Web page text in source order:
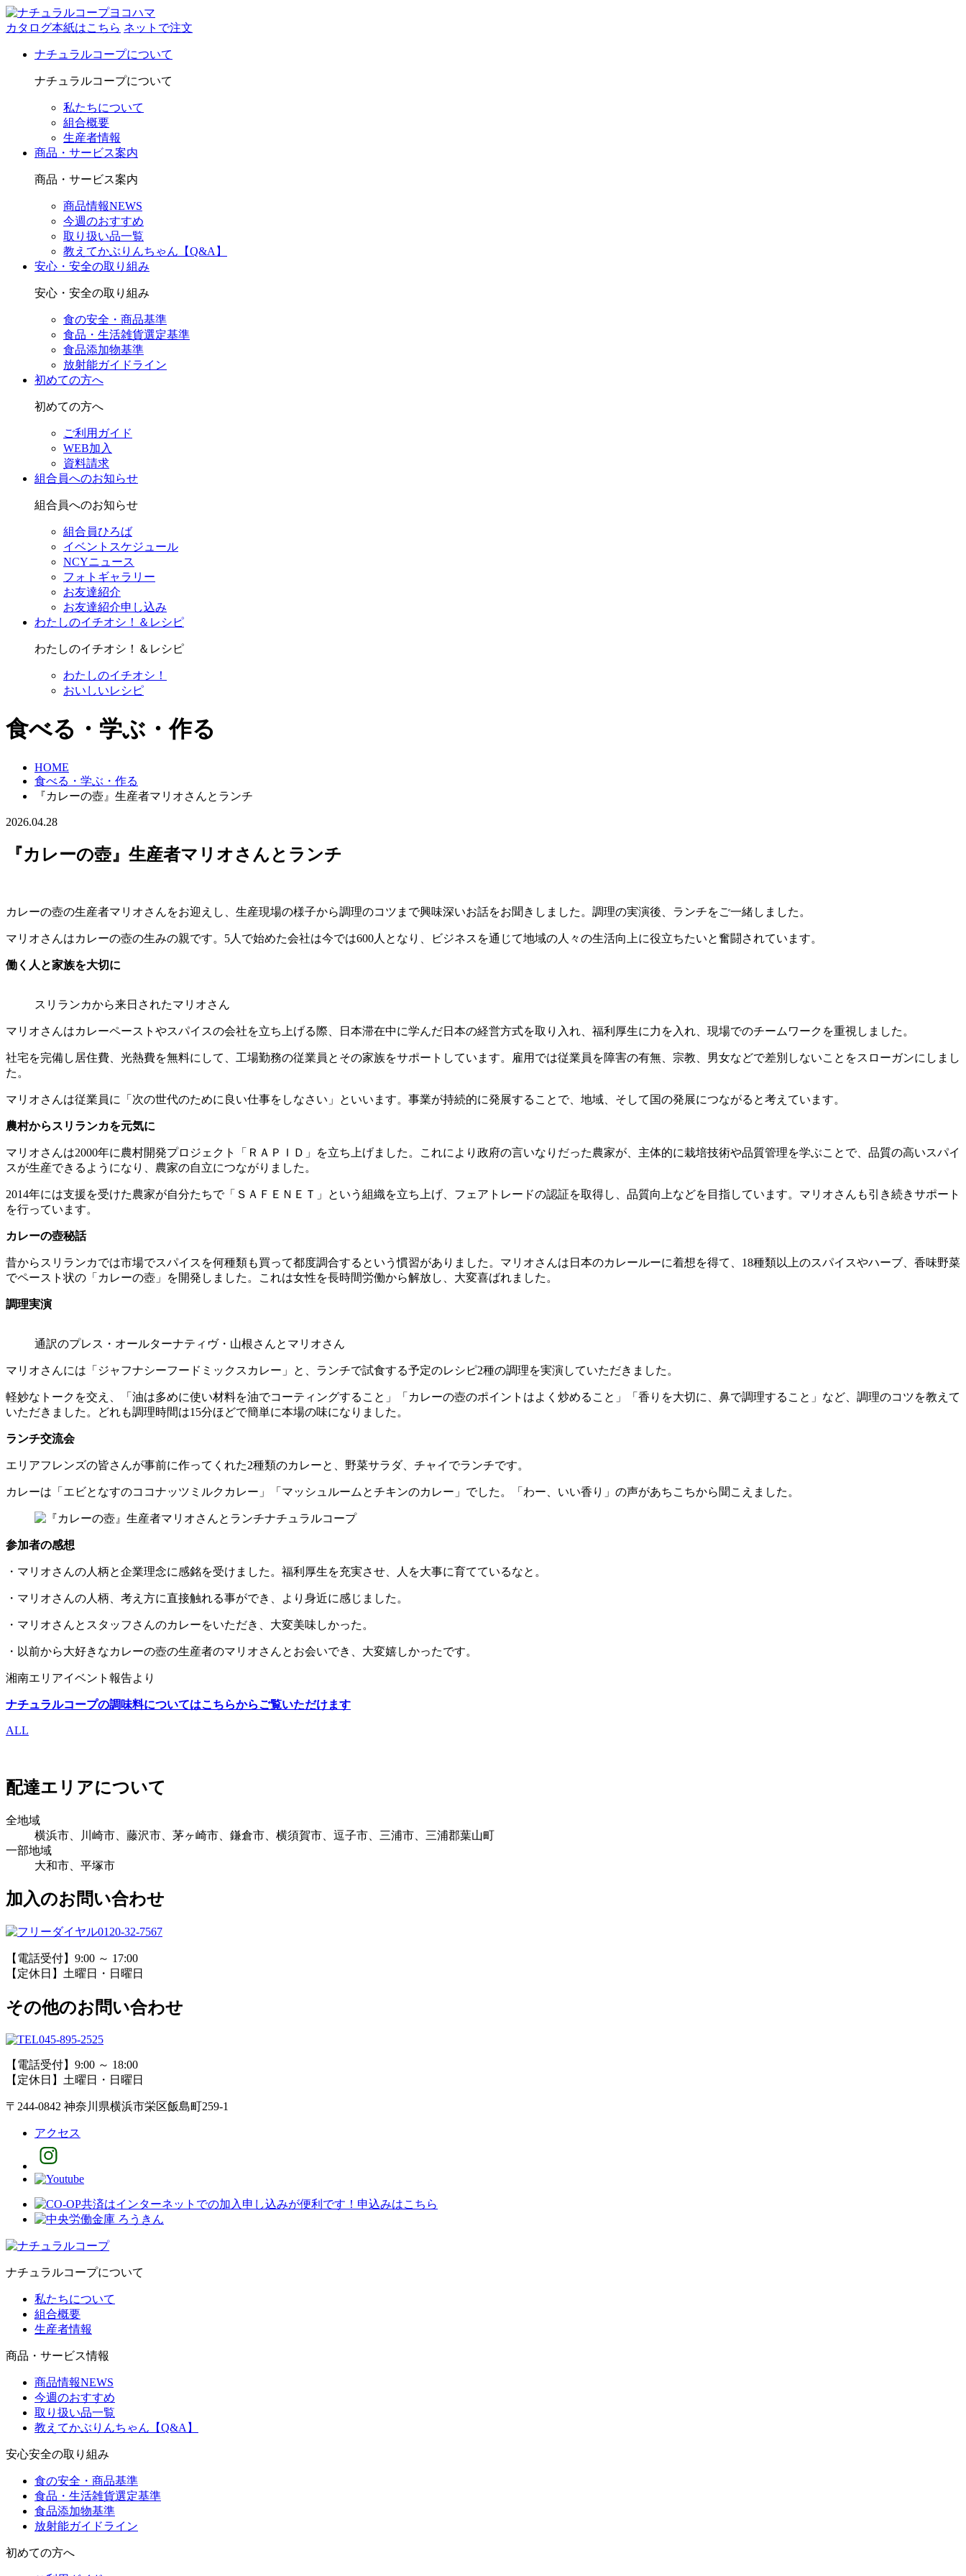
カタログ本紙はこちら ネットで注文
ナチュラルコープについて
ナチュラルコープについて
私たちについて
組合概要
生産者情報
商品・サービス案内
商品・サービス案内
商品情報NEWS
今週のおすすめ
取り扱い品一覧
教えてかぶりんちゃん【Q&A】
安心・安全の取り組み
安心・安全の取り組み
食の安全・商品基準
食品・生活雑貨選定基準
食品添加物基準
放射能ガイドライン
初めての方へ
初めての方へ
ご利用ガイド
WEB加入
資料請求
組合員へのお知らせ
組合員へのお知らせ
組合員ひろば
イベントスケジュール
NCYニュース
フォトギャラリー
お友達紹介
お友達紹介申し込み
わたしのイチオシ！＆レシピ
わたしのイチオシ！＆レシピ
わたしのイチオシ！
おいしいレシピ
食べる・学ぶ・作る
HOME
食べる・学ぶ・作る
『カレーの壺』生産者マリオさんとランチ
2026.04.28
『カレーの壺』生産者マリオさんとランチ
カレーの壺の生産者マリオさんをお迎えし、生産現場の様子から調理のコツまで興味深いお話をお聞きしました。調理の実演後、ランチをご一緒しました。
マリオさんはカレーの壺の生みの親です。5人で始めた会社は今では600人となり、ビジネスを通じて地域の人々の生活向上に役立ちたいと奮闘されています。
働く人と家族を大切に
スリランカから来日されたマリオさん
マリオさんはカレーペーストやスパイスの会社を立ち上げる際、日本滞在中に学んだ日本の経営方式を取り入れ、福利厚生に力を入れ、現場でのチームワークを重視しました。
社宅を完備し居住費、光熱費を無料にして、工場勤務の従業員とその家族をサポートしています。雇用では従業員を障害の有無、宗教、男女などで差別しないことをスローガンにしまし
た。
マリオさんは従業員に「次の世代のために良い仕事をしなさい」といいます。事業が持続的に発展することで、地域、そして国の発展につながると考えています。
農村からスリランカを元気に
マリオさんは2000年に農村開発プロジェクト「ＲＡＰＩＤ」を立ち上げました。これにより政府の言いなりだった農家が、主体的に栽培技術や品質管理を学ぶことで、品質の高いスパイ
スが生産できるようになり、農家の自立につながりました。
2014年には支援を受けた農家が自分たちで「ＳＡＦＥＮＥＴ」という組織を立ち上げ、フェアトレードの認証を取得し、品質向上などを目指しています。マリオさんも引き続きサポート
を行っています。
カレーの壺秘話
昔からスリランカでは市場でスパイスを何種類も買って都度調合するという慣習がありました。マリオさんは日本のカレールーに着想を得て、18種類以上のスパイスやハーブ、香味野菜
でペースト状の「カレーの壺」を開発しました。これは女性を長時間労働から解放し、大変喜ばれました。
調理実演
通訳のプレス・オールターナティヴ・山根さんとマリオさん
マリオさんには「ジャフナシーフードミックスカレー」と、ランチで試食する予定のレシピ2種の調理を実演していただきました。
軽妙なトークを交え、「油は多めに使い材料を油でコーティングすること」「カレーの壺のポイントはよく炒めること」「香りを大切に、鼻で調理すること」など、調理のコツを教えて
いただきました。どれも調理時間は15分ほどで簡単に本場の味になりました。
ランチ交流会
エリアフレンズの皆さんが事前に作ってくれた2種類のカレーと、野菜サラダ、チャイでランチです。
カレーは「エビとなすのココナッツミルクカレー」「マッシュルームとチキンのカレー」でした。「わー、いい香り」の声があちこちから聞こえました。
参加者の感想
・マリオさんの人柄と企業理念に感銘を受けました。福利厚生を充実させ、人を大事に育てているなと。
・マリオさんの人柄、考え方に直接触れる事ができ、より身近に感じました。
・マリオさんとスタッフさんのカレーをいただき、大変美味しかった。
・以前から大好きなカレーの壺の生産者のマリオさんとお会いでき、大変嬉しかったです。
湘南エリアイベント報告より
ナチュラルコープの調味料についてはこちらからご覧いただけます
ALL
配達エリアについて
全地域
横浜市、川崎市、藤沢市、茅ヶ崎市、鎌倉市、横須賀市、逗子市、三浦市、三浦郡葉山町
一部地域
大和市、平塚市
加入のお問い合わせ
0120-32-7567
【電話受付】9:00 ～ 17:00
【定休日】土曜日・日曜日
その他のお問い合わせ
045-895-2525
【電話受付】9:00 ～ 18:00
【定休日】土曜日・日曜日
〒244-0842 神奈川県横浜市栄区飯島町259-1
アクセス
ナチュラルコープについて
私たちについて
組合概要
生産者情報
商品・サービス情報
商品情報NEWS
今週のおすすめ
取り扱い品一覧
教えてかぶりんちゃん【Q&A】
安心安全の取り組み
食の安全・商品基準
食品・生活雑貨選定基準
食品添加物基準
放射能ガイドライン
初めての方へ